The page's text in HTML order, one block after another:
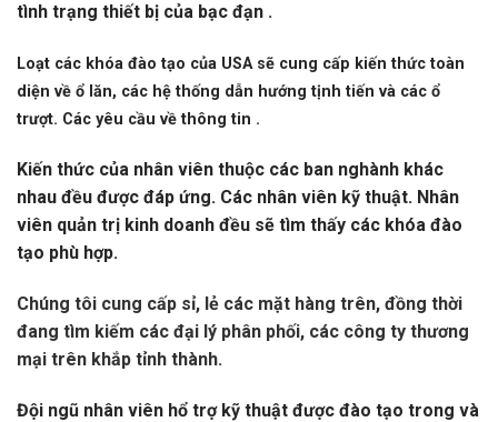
tình trạng thiết bị của bạc đạn .
Loạt các khóa đào tạo của USA sẽ cung cấp kiến thức toàn
diện về ổ lăn, các hệ thống dẫn hướng tịnh tiến và các ổ
trượt. Các yêu cầu về thông tin .
Kiến thức của nhân viên thuộc các ban nghành khác
nhau đều được đáp ứng. Các nhân viên kỹ thuật. Nhân
viên quản trị kinh doanh đều sẽ tìm thấy các khóa đào
tạo phù hợp.
Chúng tôi cung cấp sỉ, lẻ các mặt hàng trên, đồng thời
đang tìm kiếm các đại lý phân phối, các công ty thương
mại trên khắp tỉnh thành.
Đội ngũ nhân viên hổ trợ kỹ thuật được đào tạo trong và